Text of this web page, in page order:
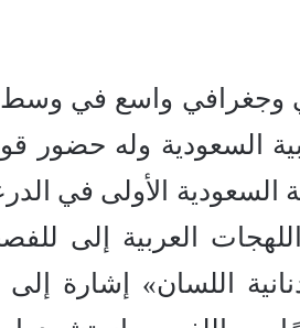
وجغرافي واسع في
السعودية وله حضور
السعودية الأولى في
اللهجات العربية إلى
اللسان» إشارة